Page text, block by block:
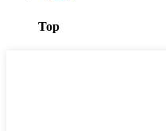
Top